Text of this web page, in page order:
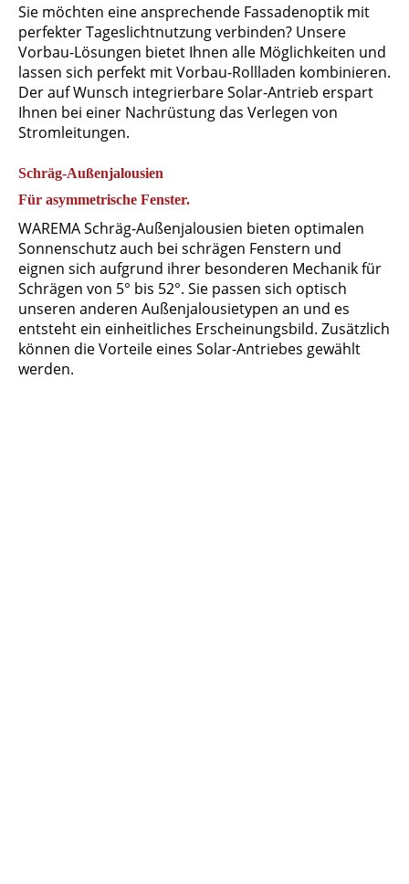
Sie möchten eine ansprechende Fassadenoptik mit
perfekter Tageslichtnutzung verbinden? Unsere
Vorbau-Lösungen bietet Ihnen alle Möglichkeiten und
lassen sich perfekt mit Vorbau-Rollladen kombinieren.
Der auf Wunsch integrierbare Solar-Antrieb erspart
Ihnen bei einer Nachrüstung das Verlegen von
Stromleitungen.
Schräg-Außenjalousien
Für asymmetrische Fenster.
WAREMA Schräg-Außenjalousien bieten optimalen
Sonnenschutz auch bei schrägen Fenstern und
eignen sich aufgrund ihrer besonderen Mechanik für
Schrägen von 5° bis 52°. Sie passen sich optisch
unseren anderen Außenjalousietypen an und es
entsteht ein einheitliches Erscheinungsbild. Zusätzlich
können die Vorteile eines Solar-Antriebes gewählt
werden.